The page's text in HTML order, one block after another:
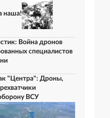
наша!
Война дронов
специалистов
"Центра": Дроны,
ВСУ